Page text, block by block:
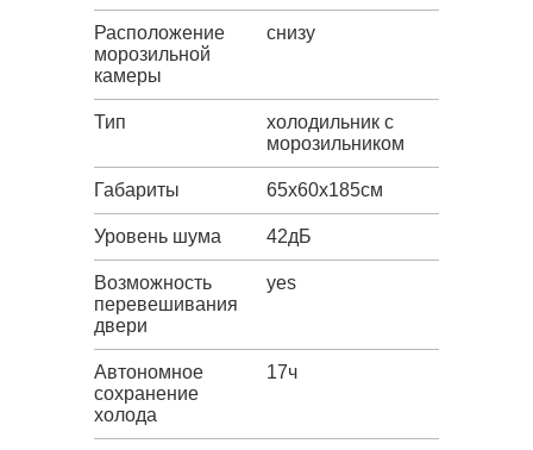
Расположение
морозильной
камеры
снизу
Тип
холодильник с
морозильником
Габариты 65х60х185см
Уровень шума 42дБ
Возможность
перевешивания
двери
yes
Автономное
сохранение
холода
17ч